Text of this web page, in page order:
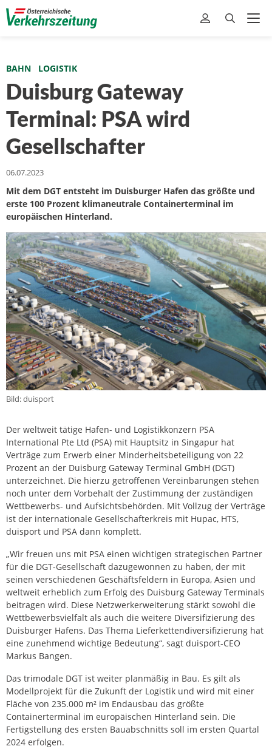
BAHN LOGISTIK
Duisburg Gateway
Terminal: PSA wird
Gesellschafter
06.07.2023
Mit dem DGT entsteht im Duisburger Hafen das größte und
erste 100 Prozent klimaneutrale Containerterminal im
europäischen Hinterland.
Bild: duisport
Der weltweit tätige Hafen- und Logistikkonzern PSA
International Pte Ltd (PSA) mit Hauptsitz in Singapur hat
Verträge zum Erwerb einer Minderheitsbeteiligung von 22
Prozent an der Duisburg Gateway Terminal GmbH (DGT)
unterzeichnet. Die hierzu getroffenen Vereinbarungen stehen
noch unter dem Vorbehalt der Zustimmung der zuständigen
Wettbewerbs- und Aufsichtsbehörden. Mit Vollzug der Verträge
ist der internationale Gesellschafterkreis mit Hupac, HTS,
duisport und PSA dann komplett.
„Wir freuen uns mit PSA einen wichtigen strategischen Partner
für die DGT-Gesellschaft dazugewonnen zu haben, der mit
seinen verschiedenen Geschäftsfeldern in Europa, Asien und
weltweit erheblich zum Erfolg des Duisburg Gateway Terminals
beitragen wird. Diese Netzwerkerweiterung stärkt sowohl die
Wettbewerbsvielfalt als auch die weitere Diversifizierung des
Duisburger Hafens. Das Thema Lieferkettendiversifizierung hat
eine zunehmend wichtige Bedeutung“, sagt duisport-CEO
Markus Bangen.
Das trimodale DGT ist weiter planmäßig in Bau. Es gilt als
Modellprojekt für die Zukunft der Logistik und wird mit einer
Fläche von 235.000 m² im Endausbau das größte
Containerterminal im europäischen Hinterland sein. Die
Fertigstellung des ersten Bauabschnitts soll im ersten Quartal
2024 erfolgen.